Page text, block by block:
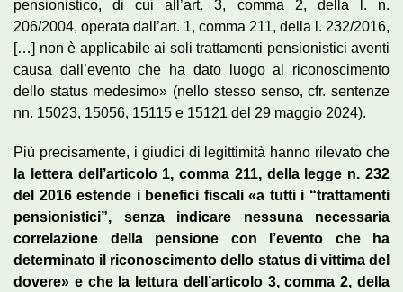
pensionistico, di cui all’art. 3, comma 2, della l. n.
206/2004, operata dall’art. 1, comma 211, della l. 232/2016,
[…] non è applicabile ai soli trattamenti pensionistici aventi
causa dall’evento che ha dato luogo al riconoscimento
dello status medesimo» (nello stesso senso, cfr. sentenze
nn. 15023, 15056, 15115 e 15121 del 29 maggio 2024).
Più precisamente, i giudici di legittimità hanno rilevato che
la lettera dell’articolo 1, comma 211, della legge n. 232
del 2016 estende i benefici fiscali «a tutti i “trattamenti
pensionistici”, senza indicare nessuna necessaria
correlazione della pensione con l’evento che ha
determinato il riconoscimento dello status di vittima del
dovere» e che la lettura dell’articolo 3, comma 2, della